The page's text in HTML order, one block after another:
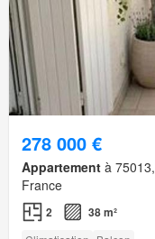
278 000 €
Appartement à
France
2 38 m²